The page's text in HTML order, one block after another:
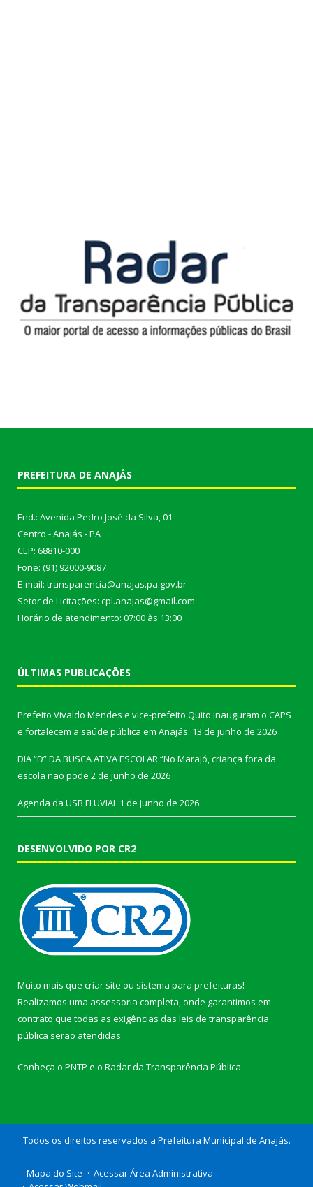
PREFEITURA DE ANAJÁS
End.: Avenida Pedro José da Silva, 01
Centro - Anajás - PA
CEP: 68810-000
Fone: (91) 92000-9087
E-mail: transparencia@anajas.pa.gov.br
Setor de Licitações: cpl.anajas@gmail.com
Horário de atendimento: 07:00 às 13:00
ÚLTIMAS PUBLICAÇÕES
Prefeito Vivaldo Mendes e vice-prefeito Quito inauguram o CAPS
e fortalecem a saúde pública em Anajás. 13 de junho de 2026
DIA “D” DA BUSCA ATIVA ESCOLAR “No Marajó, criança fora da
escola não pode 2 de junho de 2026
Agenda da USB FLUVIAL 1 de junho de 2026
DESENVOLVIDO POR CR2
Muito mais que criar site ou sistema para prefeituras!
Realizamos uma assessoria completa, onde garantimos em
contrato que todas as exigências das leis de transparência
pública serão atendidas.
Conheça o PNTP e o Radar da Transparência Pública
Todos os direitos reservados a Prefeitura Municipal de Anajás.
Mapa do Site
Acessar Área Administrativa